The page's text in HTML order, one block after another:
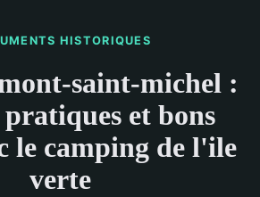
HISTORIQUES
saint-michel :
pratiques et bons
le camping de l'ile
verte